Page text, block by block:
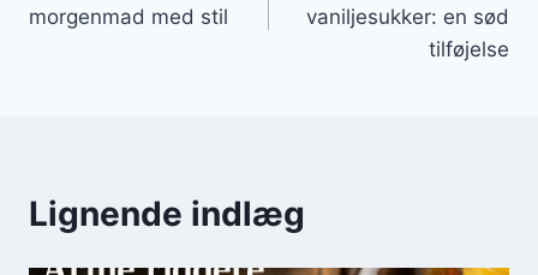
morgenmad med stil
vaniljesukker: en sød
tilføjelse
Lignende indlæg